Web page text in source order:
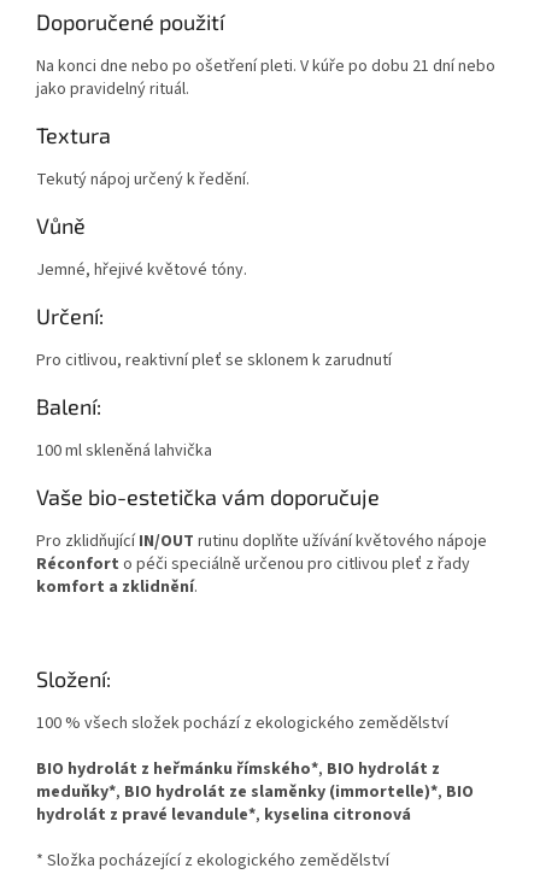
Doporučené použití
Na konci dne nebo po ošetření pleti. V kúře po dobu 21 dní nebo
jako pravidelný rituál.
Textura
Tekutý nápoj určený k ředění.
Vůně
Jemné, hřejivé květové tóny.
Určení:
Pro citlivou, reaktivní pleť se sklonem k zarudnutí
Balení:
100 ml skleněná lahvička
Vaše bio-estetička vám doporučuje
Pro zklidňujícíIN/OUT rutinu doplňte užívání květového nápoje
Réconfort o péči speciálně určenou pro citlivou pleť z řady
komfort a zklidnění.
Složení:
100 % všech složek pochází z ekologického zemědělství
BIO hydrolát z heřmánku římského*, BIO hydrolát z
meduňky*, BIO hydrolát ze slaměnky (immortelle)*, BIO
hydrolát z pravé levandule*, kyselina citronová
* Složka pocházející z ekologického zemědělství